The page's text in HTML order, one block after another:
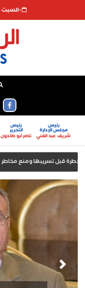
-السبت 8 أغسطس, 2026
رئيس
مجلس الإدارة
شريف عبد الغني
رئيس
التحرير
ناصر أبو طاحون
Previous